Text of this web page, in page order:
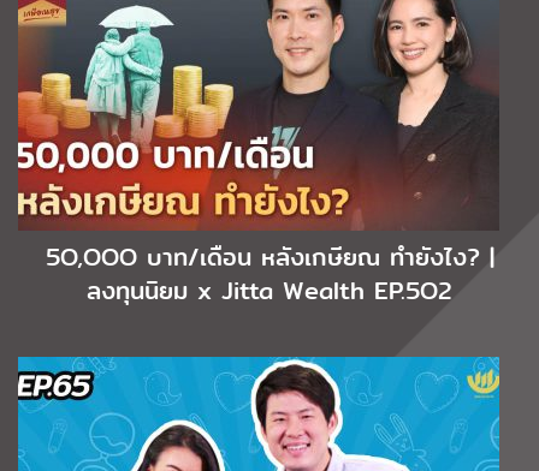
5O,OOO บาท/เดือน หลังเกษียณ ทำยังไง? |
ลงทุนนิยม x Jitta Wealth EP.5O2